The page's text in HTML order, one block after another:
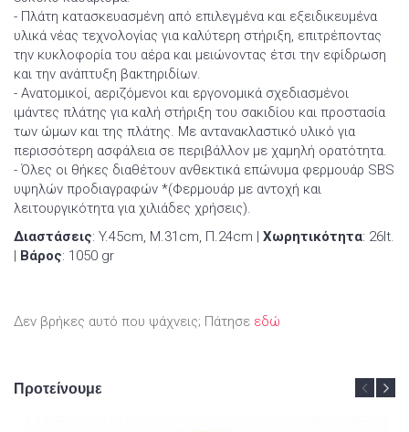
- Πλάτη κατασκευασμένη από επιλεγμένα και εξειδικευμένα
υλικά νέας τεχνολογίας για καλύτερη στήριξη, επιτρέποντας
την κυκλοφορία του αέρα και μειώνοντας έτσι την εφίδρωση
και την ανάπτυξη βακτηριδίων.
- Ανατομικοί, αεριζόμενοι και εργονομικά σχεδιασμένοι
ιμάντες πλάτης για καλή στήριξη του σακιδίου και προστασία
των ώμων και της πλάτης. Με αντανακλαστικό υλικό για
περισσότερη ασφάλεια σε περιβάλλον με χαμηλή ορατότητα.
- Όλες οι θήκες διαθέτουν ανθεκτικά επώνυμα φερμουάρ SBS
υψηλών προδιαγραφών *(Φερμουάρ με αντοχή και
λειτουργικότητα για χιλιάδες χρήσεις).
Διαστάσεις: Y.45cm, Μ.31cm, Π.24cm | Χωρητικότητα: 26lt.
Βάρος: 1050 gr
Δεν βρήκες αυτό που ψάχνεις; Πάτησε εδώ
Προτείνουμε